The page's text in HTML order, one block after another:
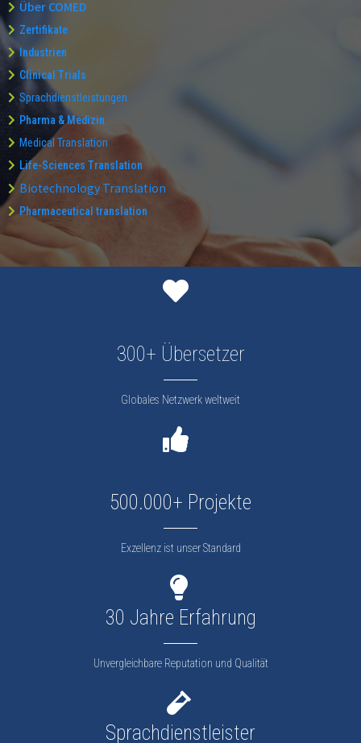
Über COMED
Zertifikate
Industrien
Clinical Trials
Sprachdienstleistungen
Pharma & Medizin
Medical Translation
Life-Sciences Translation
Biotechnology Translation
Pharmaceutical translation
300+ Übersetzer
Globales Netzwerk weltweit
500.000+ Projekte
Exzellenz ist unser Standard
30 Jahre Erfahrung
Unvergleichbare Reputation und Qualität
Sprachdienstleister